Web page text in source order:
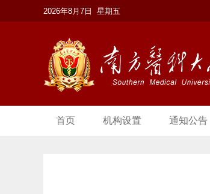
2026年8月7日 星期五
首页 机构设置 通知公告